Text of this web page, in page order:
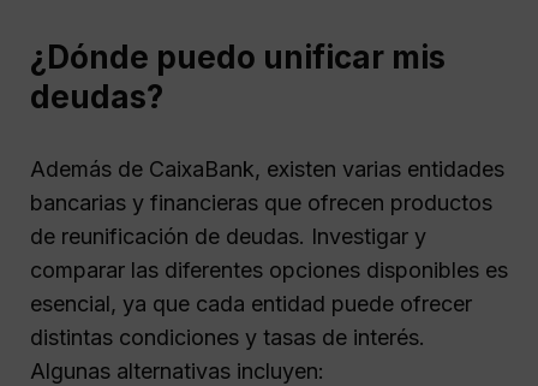
¿Dónde puedo unificar mis
deudas?
Además de CaixaBank, existen varias entidades
bancarias y financieras que ofrecen productos
de reunificación de deudas. Investigar y
comparar las diferentes opciones disponibles es
esencial, ya que cada entidad puede ofrecer
distintas condiciones y tasas de interés.
Algunas alternativas incluyen: